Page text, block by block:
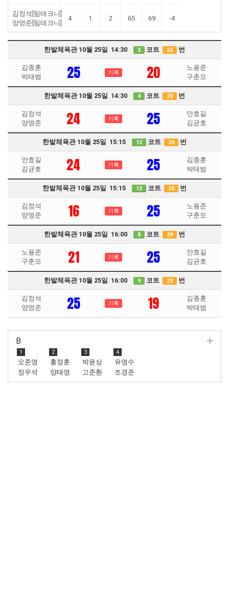
김정석[팀테크니]
양영준[팀테크니]
4 1 2 65 69 -4
한밭체육관 10월 25일 14:30 3 코트 23 번
김종훈
박태범
25 기록 20
노용준
구춘모
한밭체육관 10월 25일 14:30 4 코트 23 번
김정석
양영준
24 기록 25
안효길
김균호
한밭체육관 10월 25일 15:15 12 코트 26 번
안효길
김균호
24 기록 25
김종훈
박태범
한밭체육관 10월 25일 15:15 13 코트 26 번
김정석
양영준
16 기록 25
노용준
구춘모
한밭체육관 10월 25일 16:00 8 코트 29 번
노용준
구춘모
21 기록 25
안효길
김균호
한밭체육관 10월 25일 16:00 9 코트 29 번
김정석
양영준
25 기록 19
김종훈
박태범
B
1
오준영
정우석
2
홍정훈
양태영
3
박윤상
고준환
4
유영수
조경준